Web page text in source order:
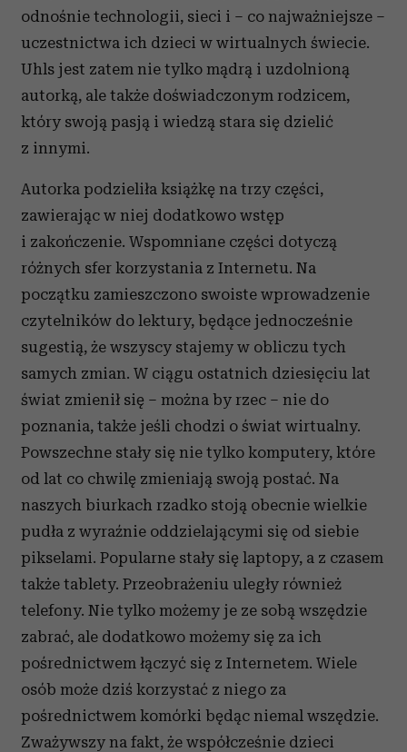
odnośnie technologii, sieci i – co najważniejsze –
uczestnictwa ich dzieci w wirtualnych świecie.
Uhls jest zatem nie tylko mądrą i uzdolnioną
autorką, ale także doświadczonym rodzicem,
który swoją pasją i wiedzą stara się dzielić
z innymi.
Autorka podzieliła książkę na trzy części,
zawierając w niej dodatkowo wstęp
i zakończenie. Wspomniane części dotyczą
różnych sfer korzystania z Internetu. Na
początku zamieszczono swoiste wprowadzenie
czytelników do lektury, będące jednocześnie
sugestią, że wszyscy stajemy w obliczu tych
samych zmian. W ciągu ostatnich dziesięciu lat
świat zmienił się – można by rzec – nie do
poznania, także jeśli chodzi o świat wirtualny.
Powszechne stały się nie tylko komputery, które
od lat co chwilę zmieniają swoją postać. Na
naszych biurkach rzadko stoją obecnie wielkie
pudła z wyraźnie oddzielającymi się od siebie
pikselami. Popularne stały się laptopy, a z czasem
także tablety. Przeobrażeniu uległy również
telefony. Nie tylko możemy je ze sobą wszędzie
zabrać, ale dodatkowo możemy się za ich
pośrednictwem łączyć się z Internetem. Wiele
osób może dziś korzystać z niego za
pośrednictwem komórki będąc niemal wszędzie.
Zważywszy na fakt, że współcześnie dzieci